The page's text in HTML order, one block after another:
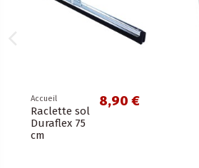
Accueil
Raclette sol
Duraflex 75
cm
8,90 €